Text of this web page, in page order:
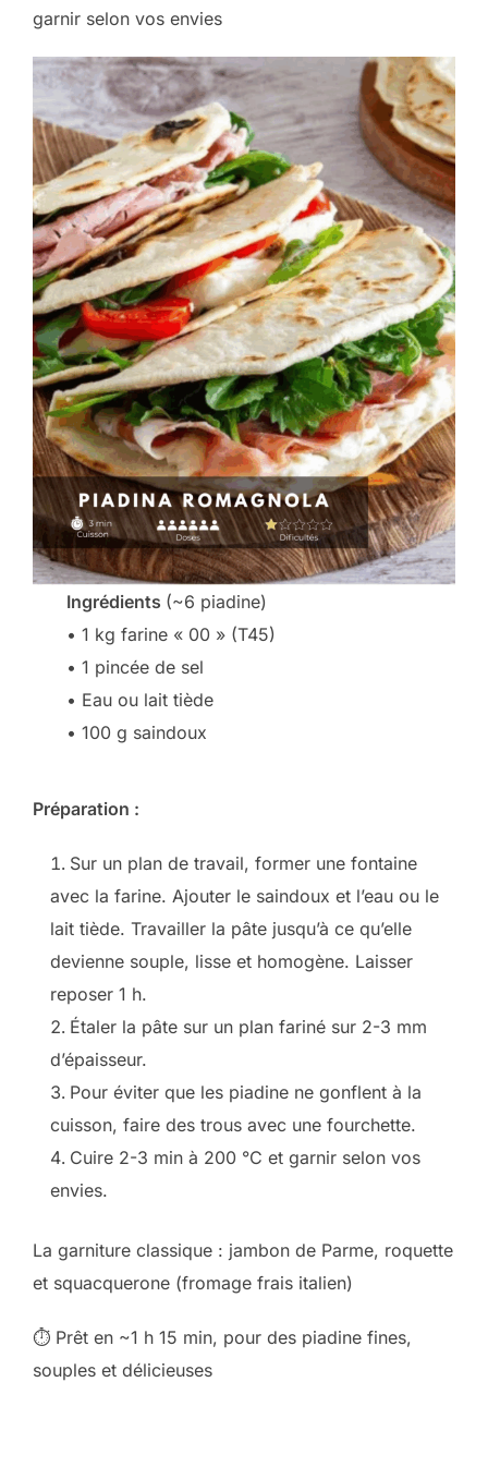
garnir selon vos envies
Ingrédients (~6 piadine)
• 1 kg farine « 00 » (T45)
• 1 pincée de sel
• Eau ou lait tiède
• 100 g saindoux
Préparation :
Sur un plan de travail, former une fontaine
avec la farine. Ajouter le saindoux et l’eau ou le
lait tiède. Travailler la pâte jusqu’à ce qu’elle
devienne souple, lisse et homogène. Laisser
reposer 1 h.
Étaler la pâte sur un plan fariné sur 2-3 mm
d’épaisseur.
Pour éviter que les piadine ne gonflent à la
cuisson, faire des trous avec une fourchette.
Cuire 2-3 min à 200 °C et garnir selon vos
envies.
La garniture classique : jambon de Parme, roquette
et squacquerone (fromage frais italien)
⏱ Prêt en ~1 h 15 min, pour des piadine fines,
souples et délicieuses